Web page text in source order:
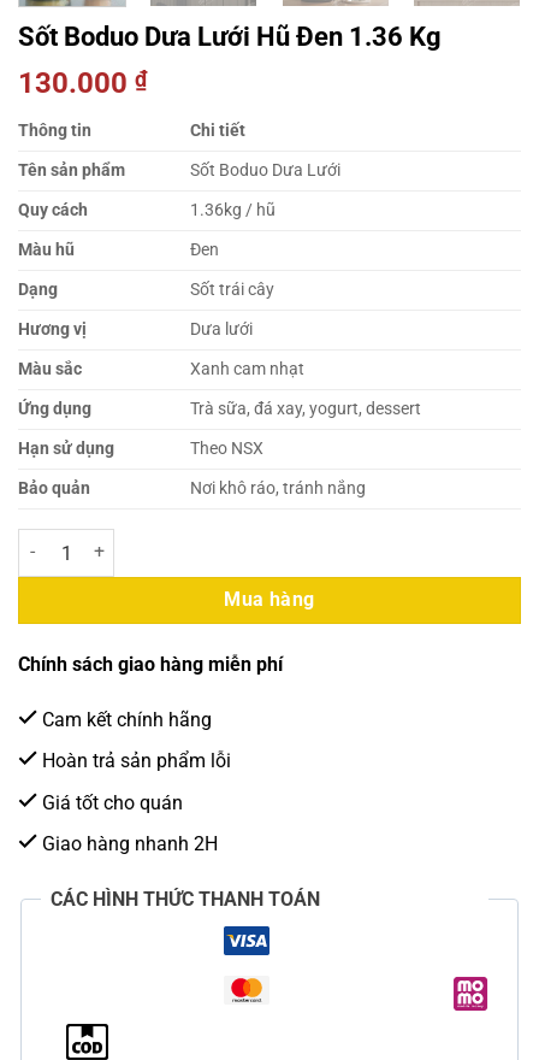
Sốt Boduo Dưa Lưới Hũ Đen 1.36 Kg
130.000 ₫
Thông tin
Chi tiết
Tên sản phẩm
Sốt Boduo Dưa Lưới
Quy cách
1.36kg / hũ
Màu hũ
Đen
Dạng
Sốt trái cây
Hương vị
Dưa lưới
Màu sắc
Xanh cam nhạt
Ứng dụng
Trà sữa, đá xay, yogurt, dessert
Hạn sử dụng
Theo NSX
Bảo quản
Nơi khô ráo, tránh nắng
Sốt Boduo Dưa Lưới Hũ Đen 1.36 Kg số lượng
Mua hàng
Chính sách giao hàng miễn phí
Cam kết chính hãng
Hoàn trả sản phẩm lỗi
Giá tốt cho quán
Giao hàng nhanh 2H
CÁC HÌNH THỨC THANH TOÁN